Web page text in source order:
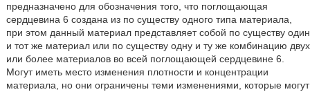
предназначено для обозначения того, что поглощающая
сердцевина 6 создана из по существу одного типа материала,
при этом данный материал представляет собой по существу один
и тот же материал или по существу одну и ту же комбинацию двух
или более материалов во всей поглощающей сердцевине 6.
Могут иметь место изменения плотности и концентрации
материала, но они ограничены теми изменениями, которые могут